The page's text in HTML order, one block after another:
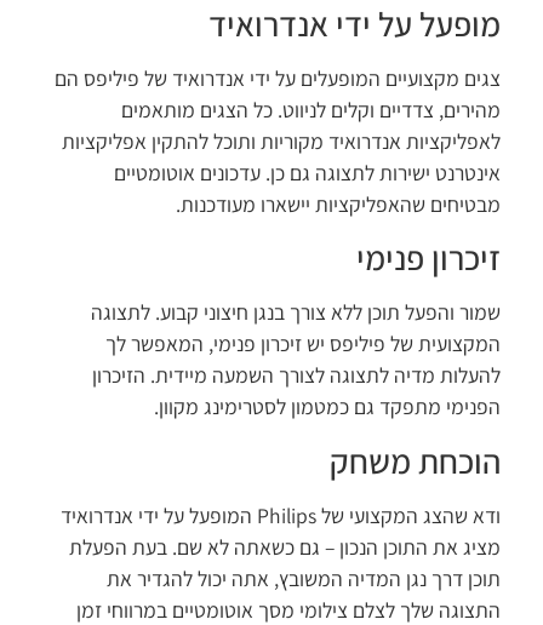
מופעל על ידי אנדרואיד
צגים מקצועיים המופעלים על ידי אנדרואיד של פיליפס הם
מהירים, צדדיים וקלים לניווט. כל הצגים מותאמים
לאפליקציות אנדרואיד מקוריות ותוכל להתקין אפליקציות
אינטרנט ישירות לתצוגה גם כן. עדכונים אוטומטיים
מבטיחים שהאפליקציות יישארו מעודכנות.
זיכרון פנימי
שמור והפעל תוכן ללא צורך בנגן חיצוני קבוע. לתצוגה
המקצועית של פיליפס יש זיכרון פנימי, המאפשר לך
להעלות מדיה לתצוגה לצורך השמעה מיידית. הזיכרון
הפנימי מתפקד גם כמטמון לסטרימינג מקוון.
הוכחת משחק
ודא שהצג המקצועי של Philips המופעל על ידי אנדרואיד
מציג את התוכן הנכון – גם כשאתה לא שם. בעת הפעלת
תוכן דרך נגן המדיה המשובץ, אתה יכול להגדיר את
התצוגה שלך לצלם צילומי מסך אוטומטיים במרווחי זמן